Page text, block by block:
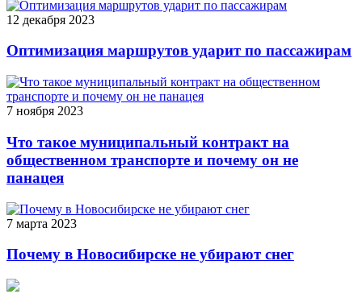
12 декабря 2023
Оптимизация маршрутов ударит по пассажирам
7 ноября 2023
Что такое муниципальный контракт на
общественном транспорте и почему он не
панацея
7 марта 2023
Почему в Новосибирске не убирают снег